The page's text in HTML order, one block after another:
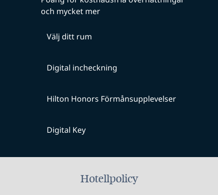
och mycket mer
Välj ditt rum
Digital incheckning
Hilton Honors Förmånsupplevelser
Digital Key
Hotellpolicy